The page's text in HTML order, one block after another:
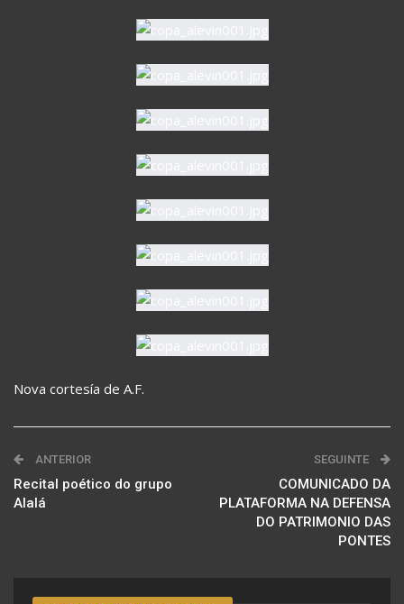
Nova cortesía de A.F.
ANTERIOR
Recital poético do grupo
Alalá
SEGUINTE
COMUNICADO DA
PLATAFORMA NA DEFENSA
DO PATRIMONIO DAS
PONTES